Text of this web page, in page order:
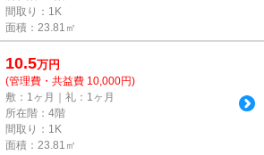
間取り：1K
面積：23.81㎡
10.5万円
(管理費・共益費 10,000円)
敷：1ヶ月｜礼：1ヶ月
所在階：4階
間取り：1K
面積：23.81㎡